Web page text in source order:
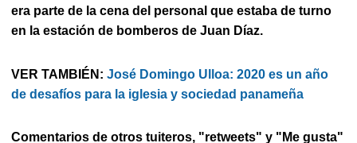
era parte de la cena del personal que estaba de turno
en la estación de bomberos de Juan Díaz.
VER TAMBIÉN:José Domingo Ulloa: 2020 es un año
de desafíos para la iglesia y sociedad panameña
Comentarios de otros tuiteros, "retweets" y "Me gusta"